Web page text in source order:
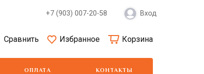
+7 (903) 007-20-58 Вход
Сравнить Избранное Корзина
ОПЛАТА КОНТАКТЫ